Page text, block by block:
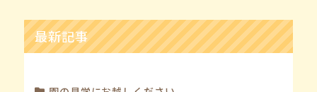
最新記事